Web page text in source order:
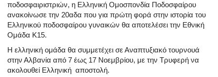
ποδοσφαιριστριών, η Ελληνική Ομοσπονδία Ποδοσφαίρου
ανακοίνωσε την 20αδα που για πρώτη φορά στην ιστορία του
Ελληνικού ποδοσφαίρου γυναικών θα αποτελέσει την Εθνική
Ομάδα Κ15.
Η ελληνική ομάδα θα συμμετέχει σε Αναπτυξιακό τουρνουά
στην Αλβανία από 7 έως 17 Νοεμβρίου, με την Τρυφερή να
ακολουθεί Ελληνική αποστολή.